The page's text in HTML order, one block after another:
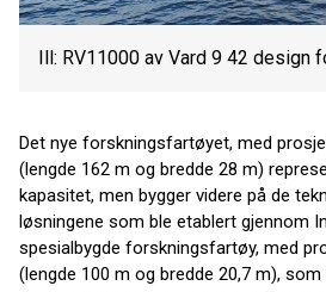
Ill: RV11000 av Vard 9 42 design
Det nye forskningsfartøyet, med
(lengde 162 m og bredde 28 m)
kapasitet, men bygger videre på de
løsningene som ble etablert gjennom
spesialbygde forskningsfartøy, med
(lengde 100 m og bredde 20,7 m),